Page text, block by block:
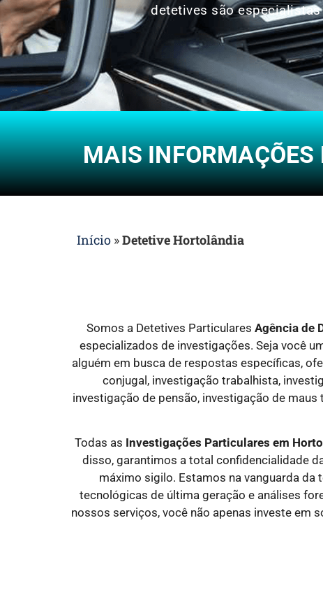
detetives são
MAIS
Início »Detetive Hortolândia
Somos a Detetives Particulares Agência de
especializados de investigações. Seja você
alguém em busca de respostas específicas,
conjugal, investigação trabalhista,
investigação de pensão, investigação de
Todas as Investigações Particulares em
disso, garantimos a total confidencialidade
máximo sigilo. Estamos na vanguarda
tecnológicas de última geração e análises
nossos serviços, você não apenas investe em